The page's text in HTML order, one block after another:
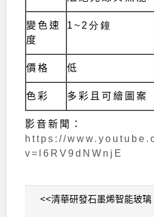
變色速
度
1~2分鐘
價格 低
色彩 多彩且可繪圖案
影音新聞：
https://
v=l6RV9dNWnjE
<<清華研發石墨烯智能玻